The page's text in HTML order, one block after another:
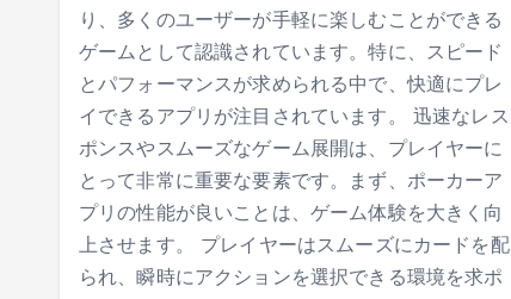
り、多くのユーザーが手軽に楽しむことができる
ゲームとして認識されています。特に、スピード
とパフォーマンスが求められる中で、快適にプレ
イできるアプリが注目されています。 迅速なレス
ポンスやスムーズなゲーム展開は、プレイヤーに
とって非常に重要な要素です。まず、ポーカーア
プリの性能が良いことは、ゲーム体験を大きく向
上させます。 プレイヤーはスムーズにカードを配
られ、瞬時にアクションを選択できる環境を求ポ